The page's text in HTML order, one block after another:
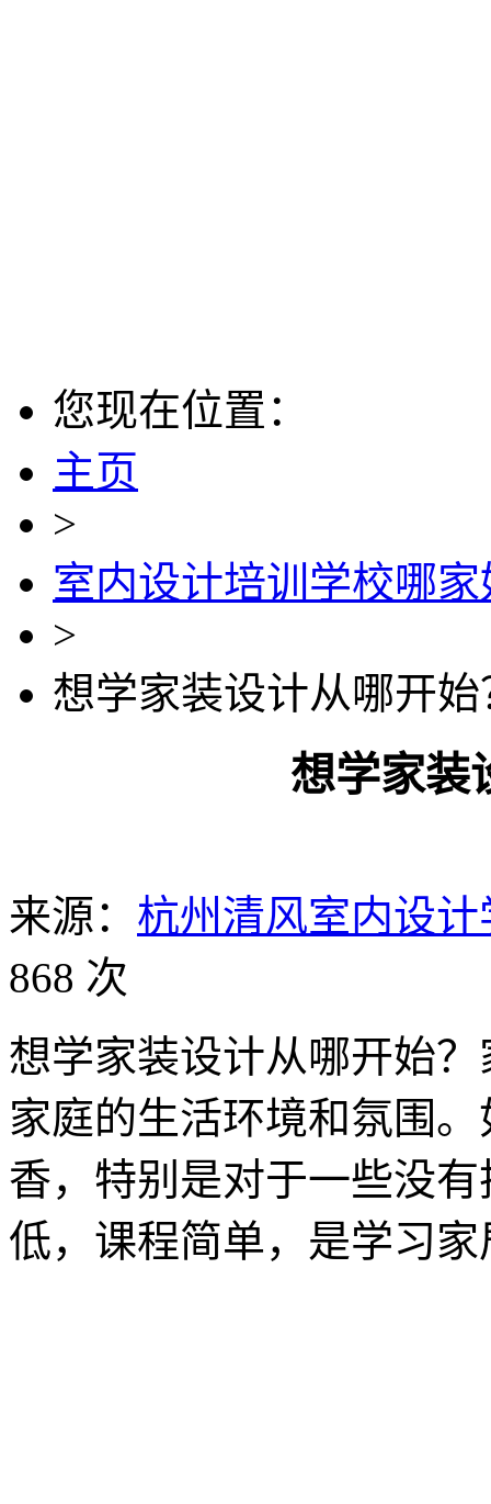
您现在位置：
主页
>
室内设计培训学校哪家
>
想学家装设计从哪开始
想学家装
来源： 杭州清风室内设计
868 次
想学家装设计从哪开始
家庭的生活环境和氛围
香，特别是对于一些没
低，课程简单，是学习